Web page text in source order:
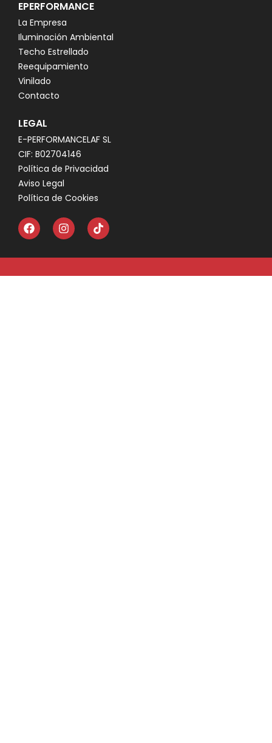
EPERFORMANCE
La Empresa
Iluminación Ambiental
Techo Estrellado
Reequipamiento
Vinilado
Contacto
LEGAL
E-PERFORMANCELAF SL
CIF: B02704146
Política de Privacidad
Aviso Legal
Política de Cookies